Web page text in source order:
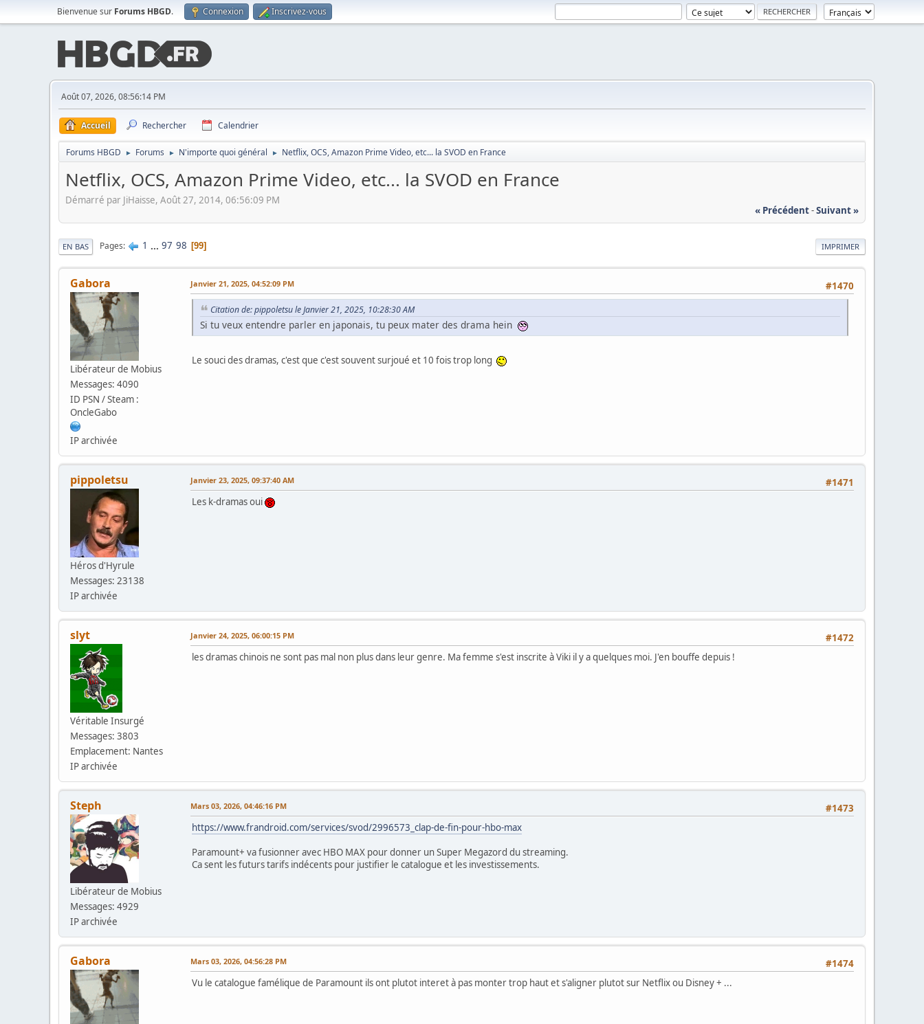
Bienvenue sur Forums HBGD. Connexion Inscrivez-vous
Août 07, 2026, 08:56:14 PM
Accueil Rechercher Calendrier
Forums HBGD ► Forums ► N'importe quoi général ► Netflix, OCS, Amazon Prime Video, etc... la SVOD en France
Netflix, OCS, Amazon Prime Video, etc... la SVOD en France
Démarré par JiHaisse, Août 27, 2014, 06:56:09 PM
« Précédent-Suivant »
IMPRIMER
EN BAS Pages 1 ... 97 98 99
Gabora
Libérateur de Mobius
Messages: 4090
ID PSN / Steam :
OncleGabo
IP archivée
#1470
Janvier 21, 2025, 04:52:09 PM
Citation de: pippoletsu le Janvier 21, 2025, 10:28:30 AM
Si tu veux entendre parler en japonais, tu peux mater des drama hein
Le souci des dramas, c'est que c'est souvent surjoué et 10 fois trop long
pippoletsu
Héros d'Hyrule
Messages: 23138
IP archivée
#1471
Janvier 23, 2025, 09:37:40 AM
Les k-dramas oui
slyt
Véritable Insurgé
Messages: 3803
Emplacement: Nantes
IP archivée
#1472
Janvier 24, 2025, 06:00:15 PM
les dramas chinois ne sont pas mal non plus dans leur genre. Ma femme s'est inscrite à Viki il y a quelques moi. J'en bouffe depuis !
Steph
Libérateur de Mobius
Messages: 4929
IP archivée
#1473
Mars 03, 2026, 04:46:16 PM
https://www.frandroid.com/services/svod/2996573_clap-de-fin-pour-hbo-max
Paramount+ va fusionner avec HBO MAX pour donner un Super Megazord du streaming.
Ca sent les futurs tarifs indécents pour justifier le catalogue et les investissements.
Gabora #1474
Mars 03, 2026, 04:56:28 PM
Vu le catalogue famélique de Paramount ils ont plutot interet à pas monter trop haut et s'aligner plutot sur Netflix ou Disney + ...